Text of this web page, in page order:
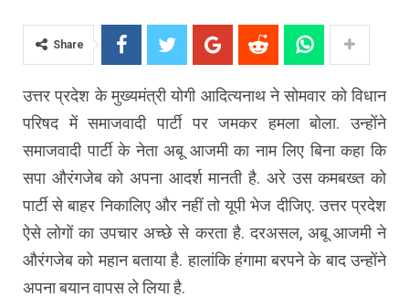
Share
उत्तर प्रदेश के मुख्यमंत्री योगी आदित्यनाथ ने सोमवार को विधान
परिषद में समाजवादी पार्टी पर जमकर हमला बोला. उन्होंने
समाजवादी पार्टी के नेता अबू आजमी का नाम लिए बिना कहा कि
सपा औरंगजेब को अपना आदर्श मानती है. अरे उस कमबख्त को
पार्टी से बाहर निकालिए और नहीं तो यूपी भेज दीजिए. उत्तर प्रदेश
ऐसे लोगों का उपचार अच्छे से करता है. दरअसल, अबू आजमी ने
औरंगजेब को महान बताया है. हालांकि हंगामा बरपने के बाद उन्होंने
अपना बयान वापस ले लिया है.